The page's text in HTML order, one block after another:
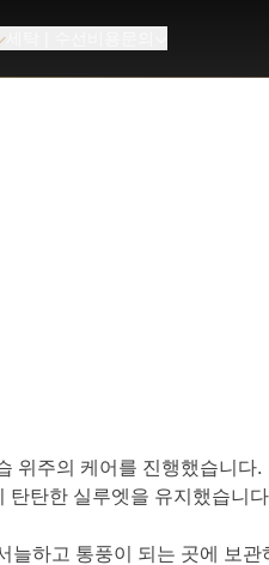
위주의 케어를 진행했습니다.
탄탄한 실루엣을 유지했습니
하고 통풍이 되는 곳에 보관